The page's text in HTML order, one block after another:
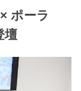
ポーラ
壇